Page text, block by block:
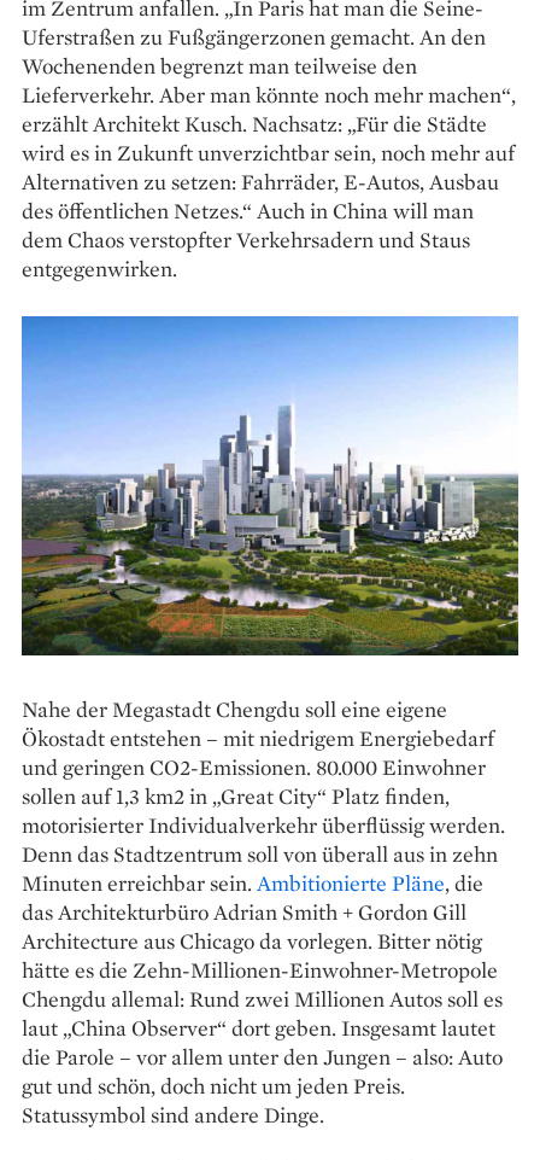
im Zentrum anfallen. „In Paris hat man die Seine-
Uferstraßen zu Fußgängerzonen gemacht. An den
Wochenenden begrenzt man teilweise den
Lieferverkehr. Aber man könnte noch mehr machen“,
erzählt Architekt Kusch. Nachsatz: „Für die Städte
wird es in Zukunft unverzichtbar sein, noch mehr auf
Alternativen zu setzen: Fahrräder, E-Autos, Ausbau
des öffentlichen Netzes.“ Auch in China will man
dem Chaos verstopfter Verkehrs­adern und Staus
entgegenwirken.
Nahe der Megastadt Chengdu soll eine eigene
Ökostadt entstehen – mit niedrigem Energiebedarf
und geringen CO2-Emissionen. 80.000 Einwohner
sollen auf 1,3 km2 in „Great City“ Platz finden,
motorisierter Individualverkehr überflüssig werden.
Denn das Stadtzentrum soll von überall aus in zehn
Minuten erreichbar sein. ­ Ambitionierte Pläne, die
das Architekturbüro Adrian Smith + Gordon Gill
Architecture aus Chicago da ­vorlegen. Bitter nötig
hätte es die Zehn-Millionen-Einwohner-Metropole
Chengdu allemal: Rund zwei Millionen Autos soll es
laut „China Observer“ dort geben. Insgesamt lautet
die Parole – vor allem unter den Jungen – also: Auto
gut und schön, doch nicht um jeden Preis.
Statussymbol sind andere Dinge.